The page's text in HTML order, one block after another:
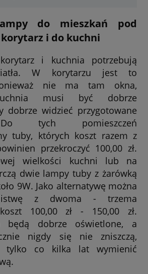
do mieszkań pod
i do kuchni
i kuchnia potrzebują
W korytarzu jest to
nie ma tam okna,
musi być dobrze
dobrze widzieć przygotowane
tych pomieszczeń
tuby, których koszt razem z
przekroczyć 100,00 zł.
wielkości kuchni lub na
dwie lampy tuby z żarówką
9W. Jako alternatywę można
listwę z dwoma - trzema
100,00 zł - 150,00 zł.
będą dobrze oświetlone, a
nigdy się nie zniszczą,
tylko co kilka lat wymienić